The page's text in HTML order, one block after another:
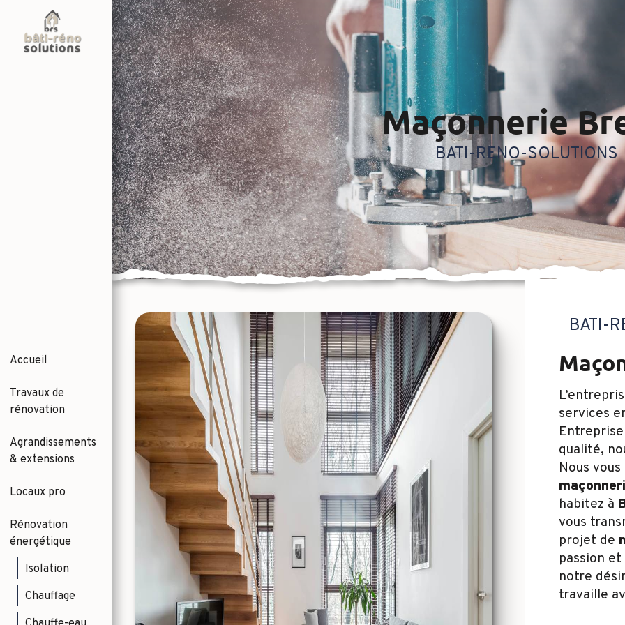
Accueil
Travaux de
rénovation
Agrandissements
& extensions
Locaux pro
Rénovation
énergétique
Isolation
Chauffage
maçonnerie
BATI-RENO-SOLUTIONS
BATI-
services
qualité,
Nous
habitez à
vous
projet de
passion
notre
travaille
Panneau de gestion des cookies